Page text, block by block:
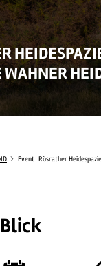
WAHNER
Event Rösrather